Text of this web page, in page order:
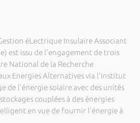
éLectrique Insulaire Associant
est issu de l'engagement de trois
National de la Recherche
Energies Alternatives via l'Institut
de l'énergie solaire avec des unités
couplées à des énergies
en vue de fournir l'énergie à